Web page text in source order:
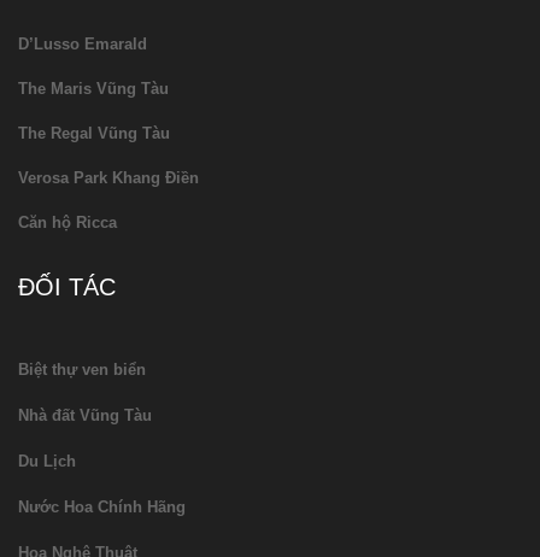
D’Lusso Emarald
The Maris Vũng Tàu
The Regal Vũng Tàu
Verosa Park Khang Điền
Căn hộ Ricca
ĐỐI TÁC
Biệt thự ven biển
Nhà đất Vũng Tàu
Du Lịch
Nước Hoa Chính Hãng
Hoa Nghệ Thuật